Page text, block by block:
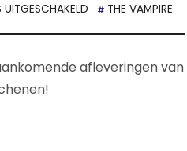
UITGESCHAKELD VOOR
&
STILLS
THE VAMPIRE
afleveringen van